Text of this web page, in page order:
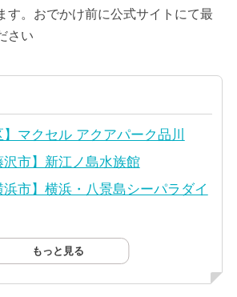
す。おでかけ前に公式サイトにて最
さい
】マクセル アクアパーク品川
沢市】新江ノ島水族館
浜市】横浜・八景島シーパラダイ
もっと見る